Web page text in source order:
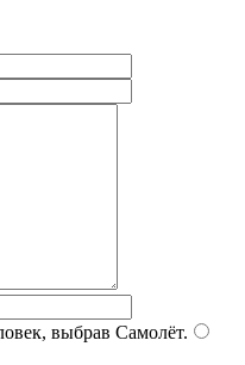
выбрав Самолёт.